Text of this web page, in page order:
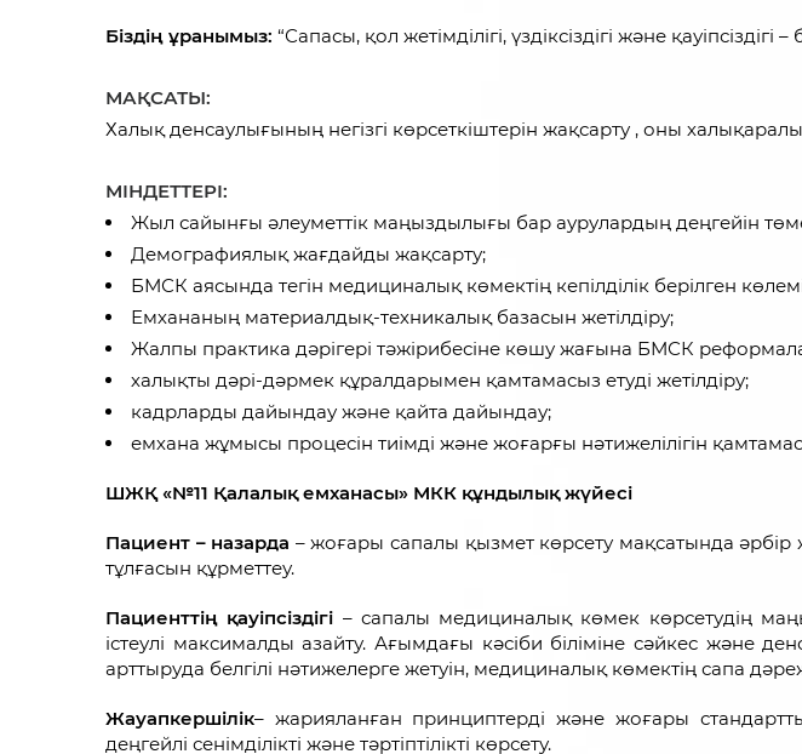
Біздің ұранымыз: “Сапасы, қол жетімділігі, үздіксіздігі және қауіпсіздігі
МАҚСАТЫ:
Халық денсаулығының негізгі көрсеткіштерін жақсарту , оны
МІНДЕТТЕРІ:
Жыл сайынғы әлеуметтік маңыздылығы бар аурулардың деңгейін
Демографиялық жағдайды жақсарту;
БМСК аясында тегін медициналық көмектің кепілділік берілген
Емхананың материалдық-техникалық базасын жетілдіру;
Жалпы практика дәрігері тәжірибесіне көшу жағына БМСК
халықты дәрі-дәрмек құралдарымен қамтамасыз етуді жетілдіру;
кадрларды дайындау және қайта дайындау;
емхана жұмысы процесін тиімді және жоғарғы нәтижелілігін
ШЖҚ «№11 Қалалық емханасы» МКК құндылық жүйесі
Пациент – назарда – жоғары сапалы қызмет көрсету мақсатында әрбір
тұлғасын құрметтеу.
Пациенттің қауіпсіздігі – сапалы медициналық көмек көрсетудің
істеулі максималды азайту. Ағымдағы кәсіби біліміне сәйкес және
арттыруда белгілі нәтижелерге жетуін, медициналық көмектің сапа
Жауапкершілік– жарияланған принциптерді және жоғары
деңгейлі сенімділікті және тәртіптілікті көрсету.